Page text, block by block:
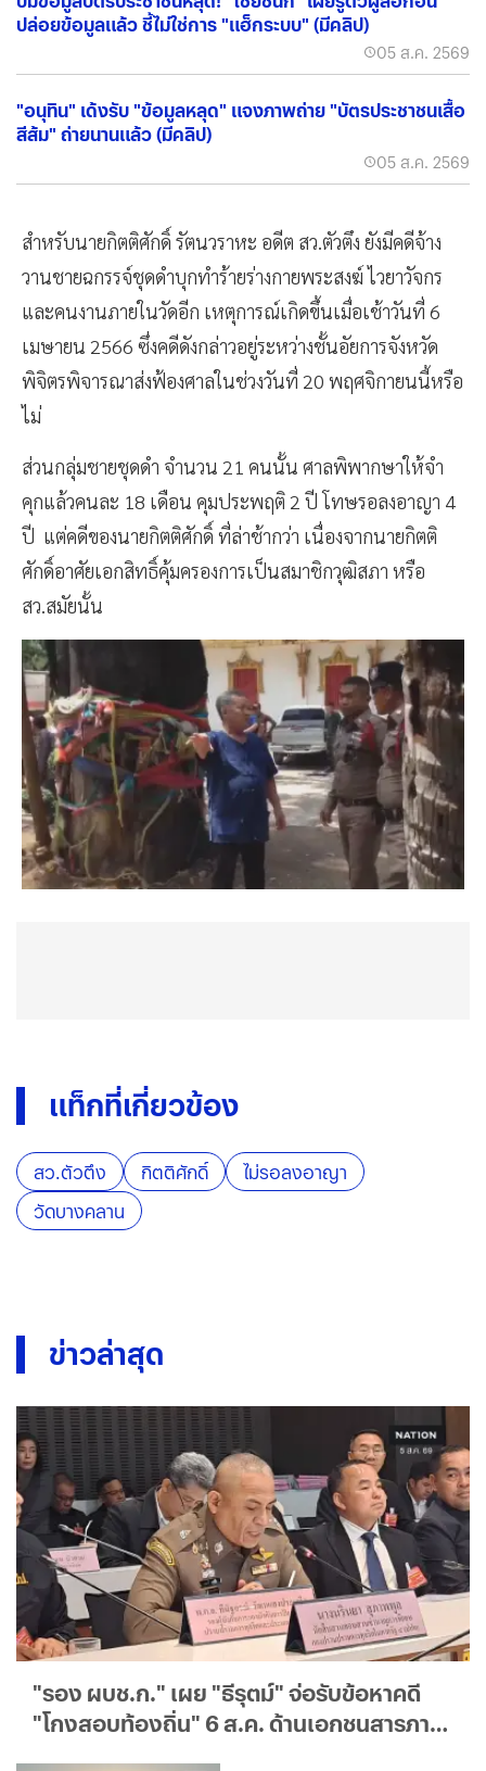
ปล่อยข้อมูลแล้ว ชี้ไม่ใช่การ "แฮ็กระบบ" (มีคลิป)
05 ส.ค. 2569
"อนุทิน" เด้งรับ "ข้อมูลหลุด" แจงภาพถ่าย "บัตรประชาชนเสื้อ
สีส้ม" ถ่ายนานแล้ว (มีคลิป)
05 ส.ค. 2569
สำหรับนายกิตติศักดิ์ รัตนวราหะ อดีต สว.ตัวตึง ยังมีคดีจ้าง
วานชายฉกรรจ์ชุดดำบุกทำร้ายร่างกายพระสงฆ์ ไวยาวัจกร
และคนงานภายในวัดอีก เหตุการณ์เกิดขึ้นเมื่อเช้าวันที่ 6
เมษายน 2566 ซึ่งคดีดังกล่าวอยู่ระหว่างชั้นอัยการจังหวัด
พิจิตรพิจารณาส่งฟ้องศาลในช่วงวันที่ 20 พฤศจิกายนนี้หรือ
ไม่
ส่วนกลุ่มชายชุดดำ จำนวน 21 คนนั้น ศาลพิพากษาให้จำ
คุกแล้วคนละ 18 เดือน คุมประพฤติ 2 ปี โทษรอลงอาญา 4
ปี แต่คดีของนายกิตติศักดิ์ ที่ล่าช้ากว่า เนื่องจากนายกิตติ
ศักดิ์อาศัยเอกสิทธิ์คุ้มครองการเป็นสมาชิกวุฒิสภา หรือ
สว.สมัยนั้น
แท็กที่เกี่ยวข้อง
สว.ตัวตึง กิตติศักดิ์
ไม่รอลงอาญา
วัดบางคลาน
ข่าวล่าสุด
"รอง ผบช.ก." เผย "ธีรุตม์" จ่อรับข้อหาคดี
"โกงสอบท้องถิ่น" 6 ส.ค. ด้านเอกชนสารภาพ